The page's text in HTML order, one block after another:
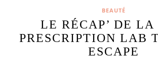
BEAUTÉ
LE RÉCAP’ DE LA
PRESCRIPTION LAB
ESCAPE